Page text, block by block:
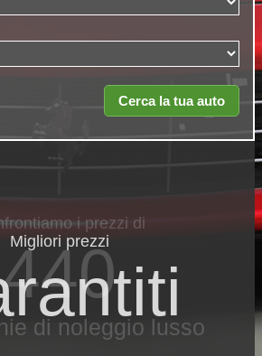
Migliori prezzi